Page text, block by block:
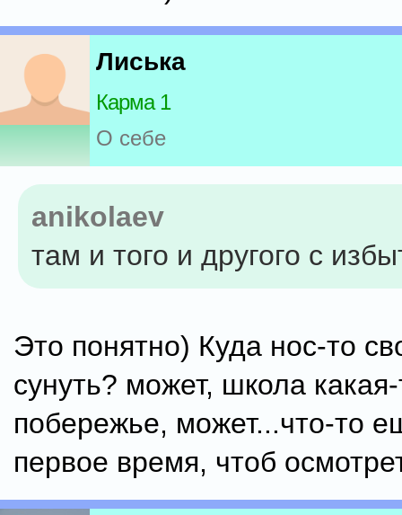
Лиська
Карма 1
О себе
anikolaev
там и того и другого с
Это понятно) Куда нос-то
сунуть? может, школа
побережье, может...что-то
первое время, чтоб